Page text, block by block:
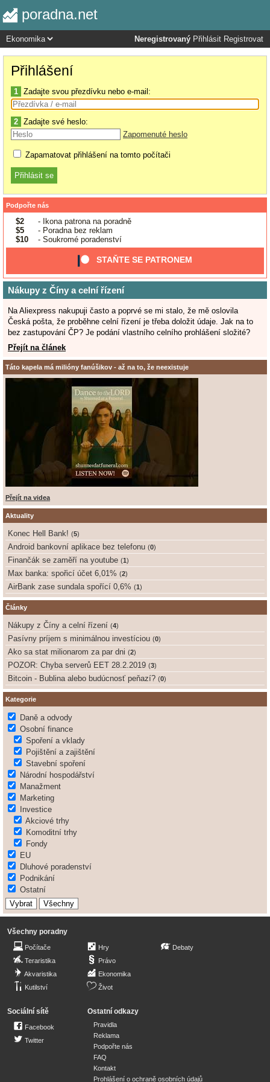
poradna.net
Neregistrovaný Přihlásit Registrovat
Přihlášení
1 Zadajte svou přezdívku nebo e-mail:
2 Zadajte své heslo:
Zapomenuté heslo
Zapamatovat přihlášení na tomto počítači
Podpořte nás
$2
- Ikona patrona na poradně
$5
- Poradna bez reklam
$10
- Soukromé poradenství
STAŇTE SE PATRONEM
Nákupy z Číny a celní řízení
Na Aliexpress nakupuji často a poprvé se mi stalo, že mě oslovila
Česká pošta, že proběhne celní řízení je třeba doložit údaje. Jak na to
bez zastupování ČP? Je podání vlastního celního prohlášení složité?
Přejít na článek
Táto kapela má milióny fanúšikov - až na to, že neexistuje
Přejít na videa
Aktuality
Konec Hell Bank! (5)
Android bankovní aplikace bez telefonu (0)
Finančák se zaměří na youtube (1)
Max banka: spořicí účet 6,01% (2)
AirBank zase sundala spořící 0,6% (1)
Články
Nákupy z Číny a celní řízení (4)
Pasívny príjem s minimálnou investíciou (0)
Ako sa stat milionarom za par dni (2)
POZOR: Chyba serverů EET 28.2.2019 (3)
Bitcoin - Bublina alebo budúcnosť peňazí? (0)
Kategorie
Daně a odvody
Osobní finance
Spoření a vklady
Pojištění a zajištění
Stavební spoření
Národní hospodářství
Manažment
Marketing
Investice
Akciové trhy
Komoditní trhy
Fondy
EU
Dluhové poradenství
Podnikání
Ostatní
Všechny poradny
Počítače
Teraristika
Akvaristika
Kutilství
Hry
Právo
Ekonomika
Život
Debaty
Sociální sítě
Facebook
Twitter
Ostatní odkazy
Pravidla
Reklama
Podpořte nás
FAQ
Kontakt
Prohlášení o ochraně osobních údajů